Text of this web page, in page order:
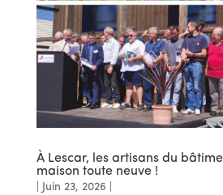
À Lescar, les artisans du
maison toute neuve !
Juin 23, 2026